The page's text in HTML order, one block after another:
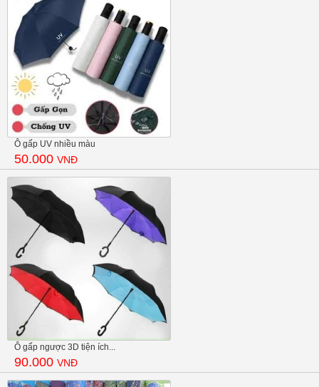
Ô gấp UV nhiều màu
50.000 VNĐ
Ô gấp ngược 3D tiện ích...
90.000 VNĐ